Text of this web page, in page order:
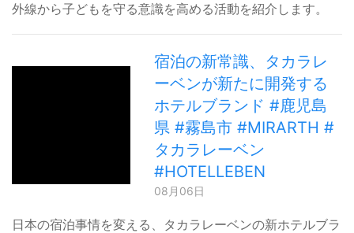
外線から子どもを守る意識を高める活動を紹介します。
宿泊の新常識、タカラレ
ーベンが新たに開発する
ホテルブランド #鹿児島
県 #霧島市 #MIRARTH #
タカラレーベン
#HOTELLEBEN
08月06日
日本の宿泊事情を変える、タカラレーベンの新ホテルブラ